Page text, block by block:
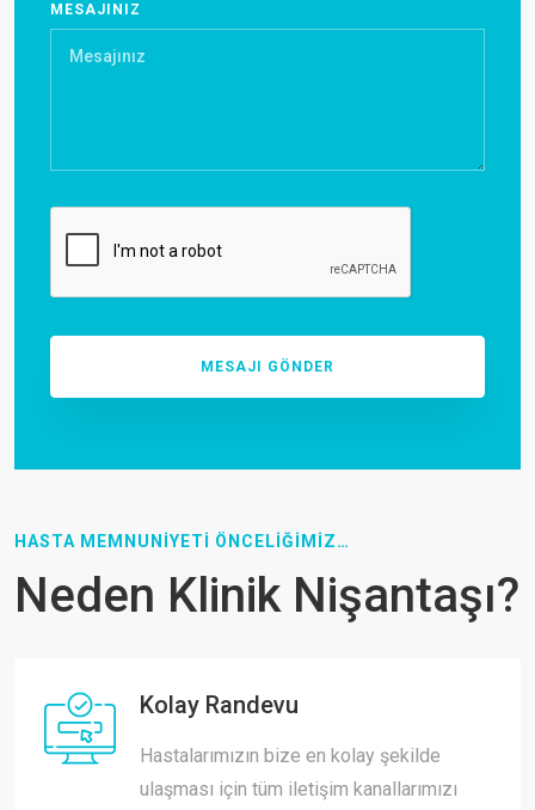
MESAJINIZ
HASTA MEMNUNİYETİ ÖNCELİĞİMİZ…
Neden Klinik Nişantaşı?
Kolay Randevu
Hastalarımızın bize en kolay şekilde
ulaşması için tüm iletişim kanallarımızı